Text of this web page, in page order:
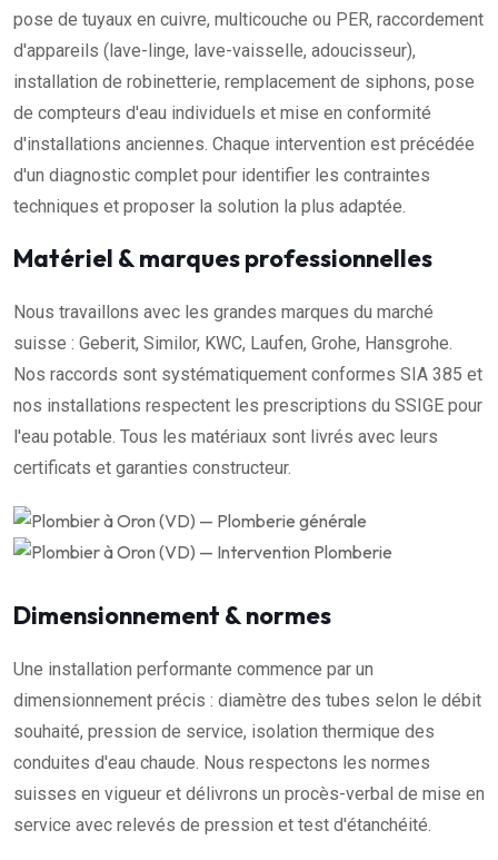
pose de tuyaux en cuivre, multicouche ou PER, raccordement
d'appareils (lave-linge, lave-vaisselle, adoucisseur),
installation de robinetterie, remplacement de siphons, pose
de compteurs d'eau individuels et mise en conformité
d'installations anciennes. Chaque intervention est précédée
d'un diagnostic complet pour identifier les contraintes
techniques et proposer la solution la plus adaptée.
Matériel & marques professionnelles
Nous travaillons avec les grandes marques du marché
suisse : Geberit, Similor, KWC, Laufen, Grohe, Hansgrohe.
Nos raccords sont systématiquement conformes SIA 385 et
nos installations respectent les prescriptions du SSIGE pour
l'eau potable. Tous les matériaux sont livrés avec leurs
certificats et garanties constructeur.
Dimensionnement & normes
Une installation performante commence par un
dimensionnement précis : diamètre des tubes selon le débit
souhaité, pression de service, isolation thermique des
conduites d'eau chaude. Nous respectons les normes
suisses en vigueur et délivrons un procès-verbal de mise en
service avec relevés de pression et test d'étanchéité.